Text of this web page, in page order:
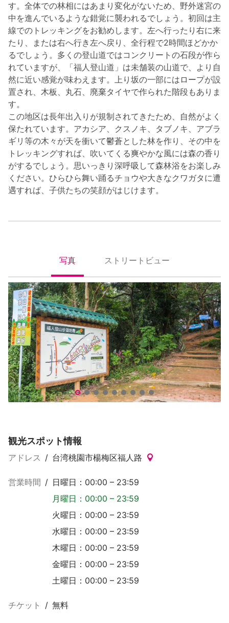
す。全体での林相にはあまり変化がないため、野外迷宮の
中を進んでいるような錯覚に襲われるでしょう。初回は主
線でのトレッキングをお勧めします。左へ行ったり右に来
たり、または右へ行き左へ戻り、全行程で2時間ほどかか
るでしょう。多くの登山道ではコンクリートの石段が作ら
れていますが、「福人登山道」は未舗装の山道で、より自
然に近い感覚が味わえます。上り坂の一部にはロープが設
置され、木板、丸石、廃棄タイヤで作られた階段もありま
す。
この地区は長年出入りが規制されてきたため、自然がよく
保たれています。アカシア、クスノキ、タブノキ、アブラ
ギリ等の木々が天を衝いて鬱蒼とした林を作り、その中を
トレッキングすれば、吹いてくる爽やかな風には森の香り
がするでしょう。思いっきり深呼吸して森林浴をお楽しみ
ください。ひらひら舞い踊るチョウや大きなクワガタに遭
遇すれば、子供たちの笑顔がはじけます。
照片
写真 街景
ストリートビュー
観光スポット情報
アドレス / 台湾桃園市楊梅区福人路
営業時間 / 日曜日：00:00 – 23:59
月曜日：00:00 – 23:59
火曜日：00:00 – 23:59
水曜日：00:00 – 23:59
木曜日：00:00 – 23:59
金曜日：00:00 – 23:59
土曜日：00:00 – 23:59
チケット / 無料